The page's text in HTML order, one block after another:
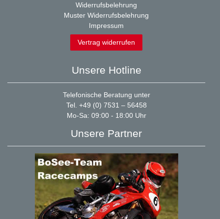
Widerrufsbelehrung
Muster Widerrufsbelehrung
Impressum
Vertrag widerrufen
Unsere Hotline
Telefonische Beratung unter
Tel. +49 (0) 7531 – 56458
Mo-Sa: 09:00 - 18:00 Uhr
Unsere Partner